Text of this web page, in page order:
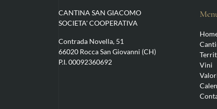
CANTINA SAN GIACOMO
SOCIETA' COOPERATIVA
Contrada Novella, 51
66020 Rocca San Giovanni (CH)
P.I. 00092360692
Vini